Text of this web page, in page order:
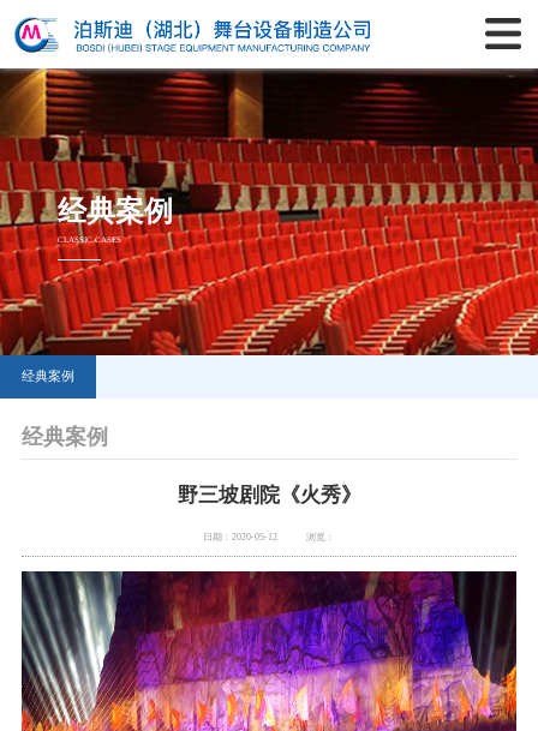
经典案例
CLASSIC CASES
经典案例
经典案例
野三坡剧院《火秀》​
日期：2020-05-12 浏览：